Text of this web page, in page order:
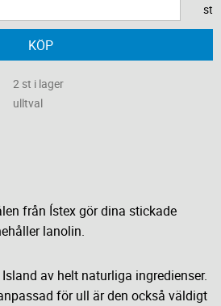
st
KÖP
2 st i lager
ulltval
från Ístex gör dina stickade
lanolin.
av helt naturliga ingredienser.
för ull är den också väldigt